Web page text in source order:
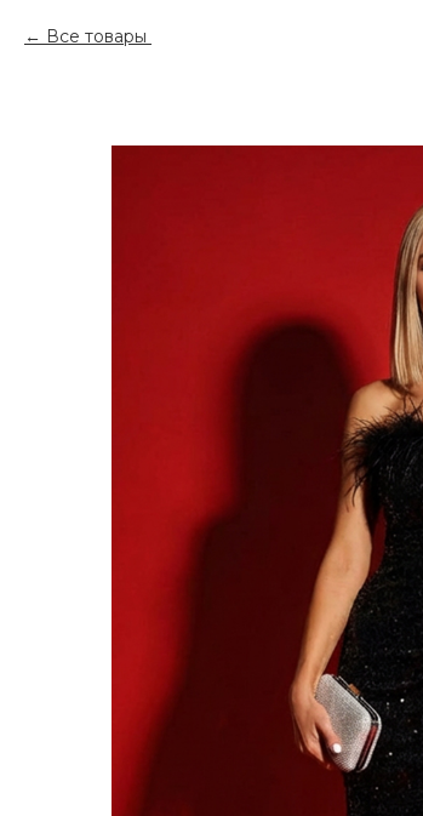
Все товары